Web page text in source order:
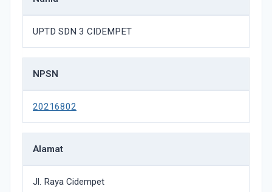
UPTD SDN 3 CIDEMPET
NPSN
20216802
Alamat
Jl. Raya Cidempet